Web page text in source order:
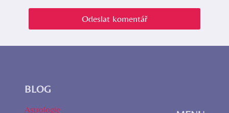
BLOG
Astrologie